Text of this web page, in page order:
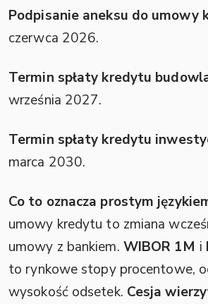
Podpisanie aneksu do umowy
czerwca 2026.
Termin spłaty kredytu
września 2027.
Termin spłaty kredytu
marca 2030.
Co to oznacza prostym
umowy kredytu to zmiana
umowy z bankiem. WIBOR 1M i
to rynkowe stopy procentowe,
wysokość odsetek. Cesja